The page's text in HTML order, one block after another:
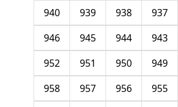
937
938
939
940
943
944
945
946
949
950
951
952
955
956
957
958